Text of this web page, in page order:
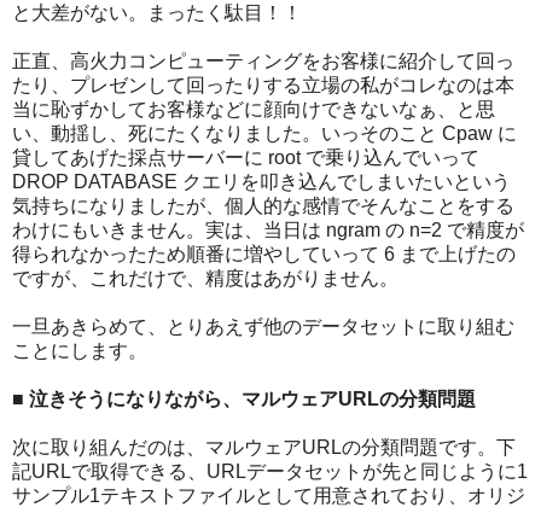
と大差がない。まったく駄目！！
正直、高火力コンピューティングをお客様に紹介して回っ
たり、プレゼンして回ったりする立場の私がコレなのは本
当に恥ずかしてお客様などに顔向けできないなぁ、と思
い、動揺し、死にたくなりました。いっそのこと Cpaw に
貸してあげた採点サーバーに root で乗り込んでいって
DROP DATABASE クエリを叩き込んでしまいたいという
気持ちになりましたが、個人的な感情でそんなことをする
わけにもいきません。実は、当日は ngram の n=2 で精度が
得られなかったため順番に増やしていって 6 まで上げたの
ですが、これだけで、精度はあがりません。
一旦あきらめて、とりあえず他のデータセットに取り組む
ことにします。
■ 泣きそうになりながら、マルウェアURLの分類問題
次に取り組んだのは、マルウェアURLの分類問題です。下
記URLで取得できる、URLデータセットが先と同じように1
サンプル1テキストファイルとして用意されており、オリジ